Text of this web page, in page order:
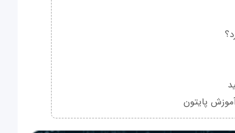
پایتون